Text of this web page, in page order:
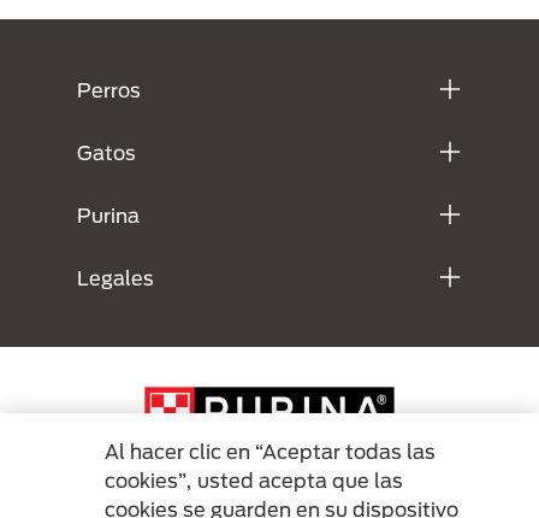
Perros
Gatos
Purina
Legales
Al hacer clic en “Aceptar todas las
cookies”, usted acepta que las
cookies se guarden en su dispositivo